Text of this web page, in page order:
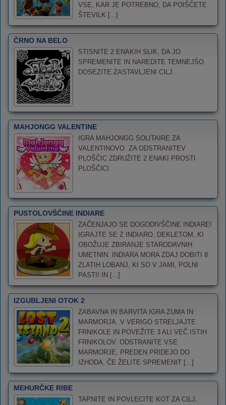
VSE, KAR JE POTREBNO, DA POIŠČETE
ŠTEVILK [...]
ČRNO NA BELO
STISNITE 2 ENAKIH SLIK, DA JO
SPREMENITE IN NAREDITE TEMNEJŠO.
DOSEZITE ZASTAVLJENI CILJ.
MAHJONGG VALENTINE
IGRA MAHJONGG SOLITAIRE ZA
VALENTINOVO. ZA ODSTRANITEV
PLOŠČIC ZDRUŽITE 2 ENAKI PROSTI
PLOŠČICI.
PUSTOLOVŠČINE INDIARE
ZAČENJAJO SE DOGODIVŠČINE INDIARE!
IGRAJTE SE Z INDIARO, DEKLETOM, KI
OBOŽUJE ZBIRANJE STARODAVNIH
UMETNIN. INDIARA MORA ZDAJ DOBITI 8
ZLATIH LOBANJ, KI SO V JAMI, POLNI
PASTI! IN [...]
IZGUBLJENI OTOK 2
ZABAVNA IN BARVITA IGRA ZUMA IN
MARMORJA. V VERIGO STRELJAJTE
FRNIKOLE IN POVEŽITE 3 ALI VEČ ISTIH
FRNIKOLOV. ODSTRANITE VSE
MARMORJE, PREDEN PRIDEJO DO
IZHODA. ČE ŽELITE SPREMENIT [...]
MEHURČKE RIBE
TAPNITE IN POVLECITE KOT ZA CILJ,